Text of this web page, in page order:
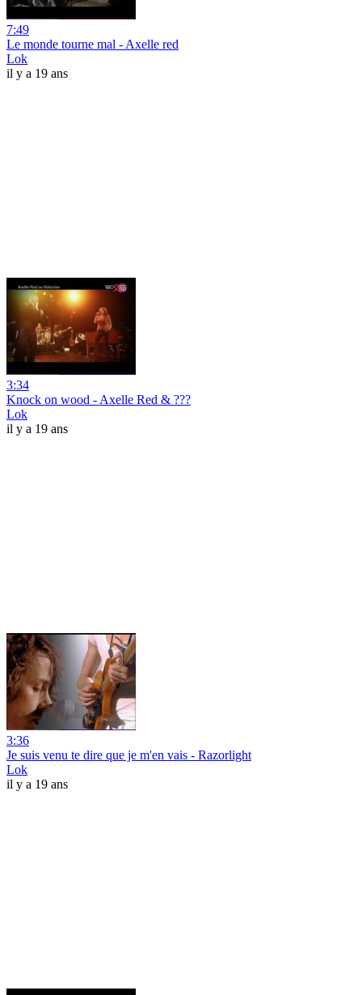
7:49
Le monde tourne mal - Axelle red
Lok
il y a 19 ans
3:34
Knock on wood - Axelle Red & ???
Lok
il y a 19 ans
3:36
Je suis venu te dire que je m'en vais - Razorlight
Lok
il y a 19 ans